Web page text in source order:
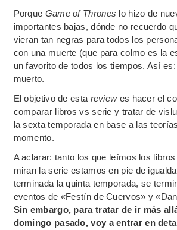
Porque Game of Thrones lo hizo de
importantes bajas, dónde no recuerdo
vieran tan negras para todos los
con una muerte (que para colmo es la
un favorito de todos los tiempos. Así
muerto.
El objetivo de esta reviewes hacer el
comparar libros vs serie y tratar de
la sexta temporada en base a las
momento.
A aclarar: tanto los que leímos los
miran la serie estamos en pie de
terminada la quinta temporada, se
eventos de «Festín de Cuervos» y
Sin embargo, para tratar de ir más
domingo pasado, voy a entrar en